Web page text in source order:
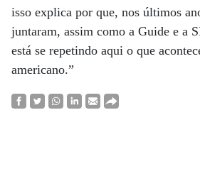
isso explica por que, nos últimos
juntaram, assim como a Guide e a
está se repetindo aqui o que
americano.”